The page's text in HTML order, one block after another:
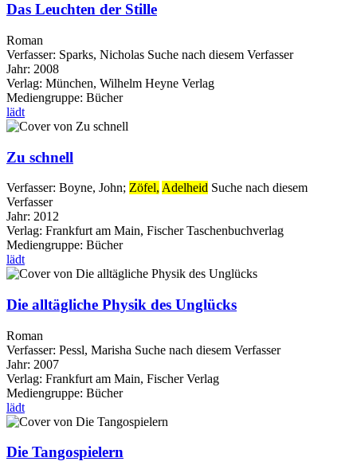
Das Leuchten der Stille
Roman
Verfasser: Sparks, Nicholas Suche nach diesem Verfasser
Jahr: 2008
Verlag: München, Wilhelm Heyne Verlag
Mediengruppe: Bücher
lädt
Zu schnell
Verfasser: Boyne, John; Zöfel, Adelheid Suche nach diesem
Verfasser
Jahr: 2012
Verlag: Frankfurt am Main, Fischer Taschenbuchverlag
Mediengruppe: Bücher
lädt
Die alltägliche Physik des Unglücks
Roman
Verfasser: Pessl, Marisha Suche nach diesem Verfasser
Jahr: 2007
Verlag: Frankfurt am Main, Fischer Verlag
Mediengruppe: Bücher
lädt
Die Tangospielern